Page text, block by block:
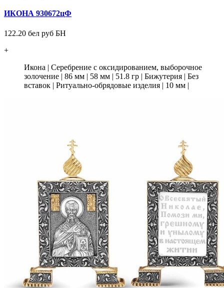
ИКОНА 930672цФ
122.20 бел руб БН
+
Икона | Серебрение с оксидированием, выборочное
золочение | 86 мм | 58 мм | 51.8 гр | Бижутерия | Без
вставок | Ритуально-обрядовые изделия | 10 мм |